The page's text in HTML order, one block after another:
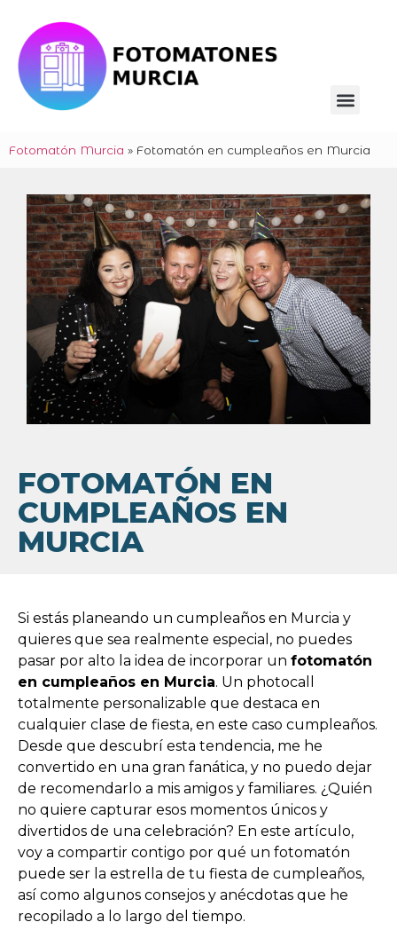
Fotomatón Murcia » Fotomatón en cumpleaños en Murcia
FOTOMATÓN EN
CUMPLEAÑOS EN
MURCIA
Si estás planeando un cumpleaños en Murcia y
quieres que sea realmente especial, no puedes
pasar por alto la idea de incorporar un fotomatón
en cumpleaños en Murcia. Un photocall
totalmente personalizable que destaca en
cualquier clase de fiesta, en este caso cumpleaños.
Desde que descubrí esta tendencia, me he
convertido en una gran fanática, y no puedo dejar
de recomendarlo a mis amigos y familiares. ¿Quién
no quiere capturar esos momentos únicos y
divertidos de una celebración? En este artículo,
voy a compartir contigo por qué un fotomatón
puede ser la estrella de tu fiesta de cumpleaños,
así como algunos consejos y anécdotas que he
recopilado a lo largo del tiempo.